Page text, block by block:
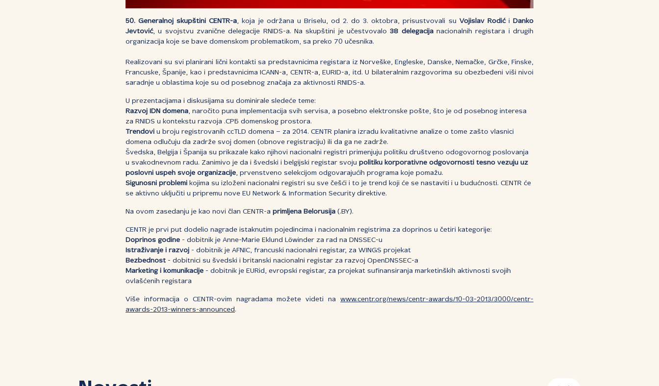
50. Generalnoj skupštini CENTR-a, koja je održana u Briselu, od 2. do 3. oktobra, prisustvovali su Vojislav Rodići
Danko
Jevtović, u svojstvu zvanične delegacije RNIDS-a. Na skupštini je učestvovalo38 delegacijanacionalnih registara i drugih
organizacija koje se bave domenskom problematikom, sa preko 70 učesnika.
Realizovani su svi planirani lični kontakti sa predstavnicima registara iz Norveške, Engleske, Danske, Nemačke, Grčke, Finske,
Francuske, Španije, kao i predstavnicima ICANN-a, CENTR-a, EURID-a, itd. U bilateralnim razgovorima su obezbeđeni viši nivoi
saradnje u oblastima koje su od posebnog značaja za aktivnosti RNIDS-a.
U prezentacijama i diskusijama su dominirale sledeće teme:
Razvoj IDN domena, naročito puna implementacija svih servisa, a posebno elektronske pošte, što je od posebnog interesa
za RNIDS u kontekstu razvoja .СРБ domenskog prostora.
Trendovi u broju registrovanih ccTLD domena – za 2014. CENTR planira izradu kvalitativne analize o tome zašto vlasnici
domena odlučuju da zadrže svoj domen (obnove registraciju) ili da ga ne zadrže.
Švedska, Belgija i Španija su prikazale kako njihovi nacionalni registri primenjuju politiku društveno odogovornog poslovanja
u svakodnevnom radu. Zanimivo je da i švedski i belgijski registar svoju politiku korporativne odgovornosti tesno vezuju uz
poslovni uspeh svoje organizacije, prvenstveno selekcijom odgovarajućih programa koje pomažu.
Sigunosni problemi kojima su izloženi nacionalni registri su sve češći i to je trend koji će se nastaviti i u budućnosti. CENTR će
se aktivno uključiti u pripremu nove EU Network & Information Security direktive.
Na ovom zasedanju je kao novi član CENTR-a primljena Belorusija (.BY).
CENTR je prvi put dodelio nagrade istaknutim pojedincima i nacionalnim registrima za doprinos u četiri kategorije:
Doprinos godine - dobitnik je Anne-Marie Eklund Löwinder za rad na DNSSEC-u
Istraživanje i razvoj - dobitnik je AFNIC, francuski nacionalni registar, za WINGS projekat
Bezbednost - dobitnici su švedski i britanski nacionalni registar za razvoj OpenDNSSEC-a
Marketing i komunikacije - dobitnik je EURid, evropski registar, za projekat sufinansiranja marketinških aktivnosti svojih
ovlašćenih registara
Više informacija o CENTR-ovim nagradama možete videti na www.centr.org/news/centr-awards/10-03-2013/3000/centr-
awards-2013-winners-announced .